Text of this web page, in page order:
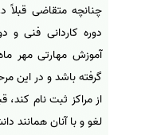
چنانچه متقاضی قبلاً
دوره کاردانی فنی و
گرفته باشد و در این
لغو و با آنان همانند